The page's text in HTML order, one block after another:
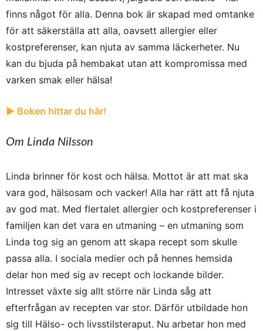
finns något för alla. Denna bok är skapad med omtanke
för att säkerställa att alla, oavsett allergier eller
kostpreferenser, kan njuta av samma läckerheter. Nu
kan du bjuda på hembakat utan att kompromissa med
varken smak eller hälsa!
► Boken hittar du här!
Om Linda Nilsson
Linda brinner för kost och hälsa. Mottot är att mat ska
vara god, hälsosam och vacker! Alla har rätt att få njuta
av god mat. Med flertalet allergier och kostpreferenser i
familjen kan det vara en utmaning – en utmaning som
Linda tog sig an genom att skapa recept som skulle
passa alla. I sociala medier och på hennes hemsida
delar hon med sig av recept och lockande bilder.
Intresset växte sig allt större när Linda såg att
efterfrågan av recepten var stor. Därför utbildade hon
sig till Hälso- och livsstilsteraput. Nu arbetar hon med